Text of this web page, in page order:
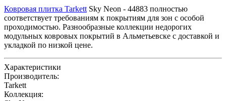
Ковровая плитка Tarkett Sky Neon - 44883 полностью
соответствует требованиям к покрытиям для зон с особой
проходимостью. Разнообразные коллекции недорогих
модульных ковровых покрытий в Альметьевске с доставкой и
укладкой по низкой цене.
Характеристики
Производитель:
Tarkett
Коллекция: